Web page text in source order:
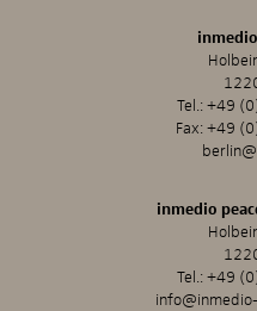
Tel.:+49
Fax: +49
inmedio
Tel.:+49